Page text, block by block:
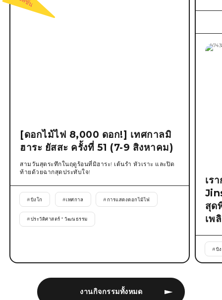
งานกิจกรรมทั้งหมด
[ดอกไม้ไฟ 8,000 ดอก!] เทศกาลมิ
ฮาระ ยัสสะ ครั้งที่ 51 (7-9 สิงหาคม)
สามวันสุดระทึกในฤดูร้อนที่มิฮาระ! เต้นรำ หัวเราะ และปิด
ท้ายด้วยฉากสุดประทับใจ!
#บิงโก #เทศกาล #การแสดงดอกไม้ไฟ
#ประวัติศาสตร์ * วัฒนธรรม
เร
สุด
เพ
#บิ